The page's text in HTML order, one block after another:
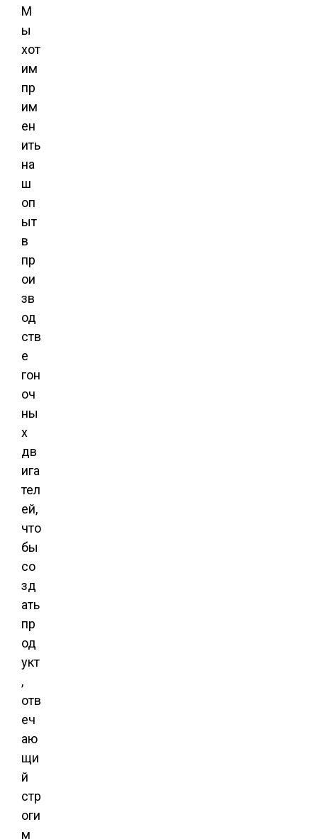
М
ы
хот
им
пр
им
ен
ить
на
ш
оп
ыт
в
пр
ои
зв
од
ств
е
гон
оч
ны
х
дв
ига
тел
ей,
что
бы
со
зд
ать
пр
од
укт
,
отв
еч
аю
щи
й
стр
оги
м